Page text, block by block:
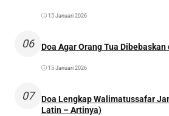
15 Januari 2026
06 Doa Agar Orang Tua
15 Januari 2026
07
Doa Lengkap Walimatussafar
Latin – Artinya)